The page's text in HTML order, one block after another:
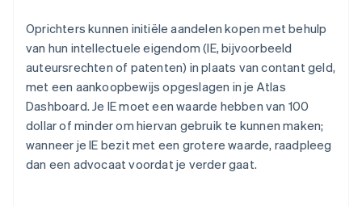
Oprichters kunnen initiële aandelen kopen met behulp
van hun intellectuele eigendom (IE, bijvoorbeeld
auteursrechten of patenten) in plaats van contant geld,
met een aankoopbewijs opgeslagen in je Atlas
Dashboard. Je IE moet een waarde hebben van 100
dollar of minder om hiervan gebruik te kunnen maken;
wanneer je IE bezit met een grotere waarde, raadpleeg
dan een advocaat voordat je verder gaat.